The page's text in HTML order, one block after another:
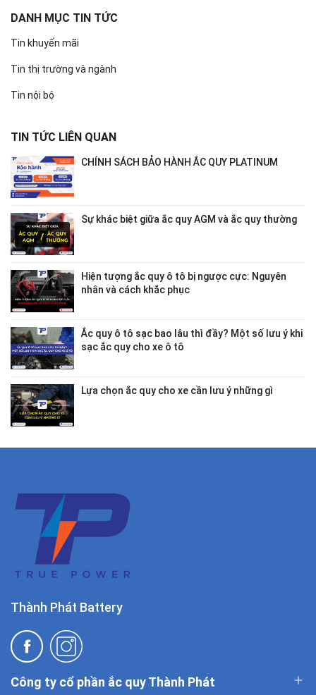
DANH MỤC TIN TỨC
Tin khuyến mãi
Tin thị trường và ngành
Tin nội bộ
TIN TỨC LIÊN QUAN
CHÍNH SÁCH BẢO HÀNH ẮC QUY PLATINUM
Sự khác biệt giữa ắc quy AGM và ắc quy thường
Hiện tượng ắc quy ô tô bị ngược cực: Nguyên
nhân và cách khắc phục
Ắc quy ô tô sạc bao lâu thì đầy? Một số lưu ý khi
sạc ắc quy cho xe ô tô
Lựa chọn ắc quy cho xe cần lưu ý những gì
Thành Phát Battery
Công ty cổ phần ắc quy Thành Phát